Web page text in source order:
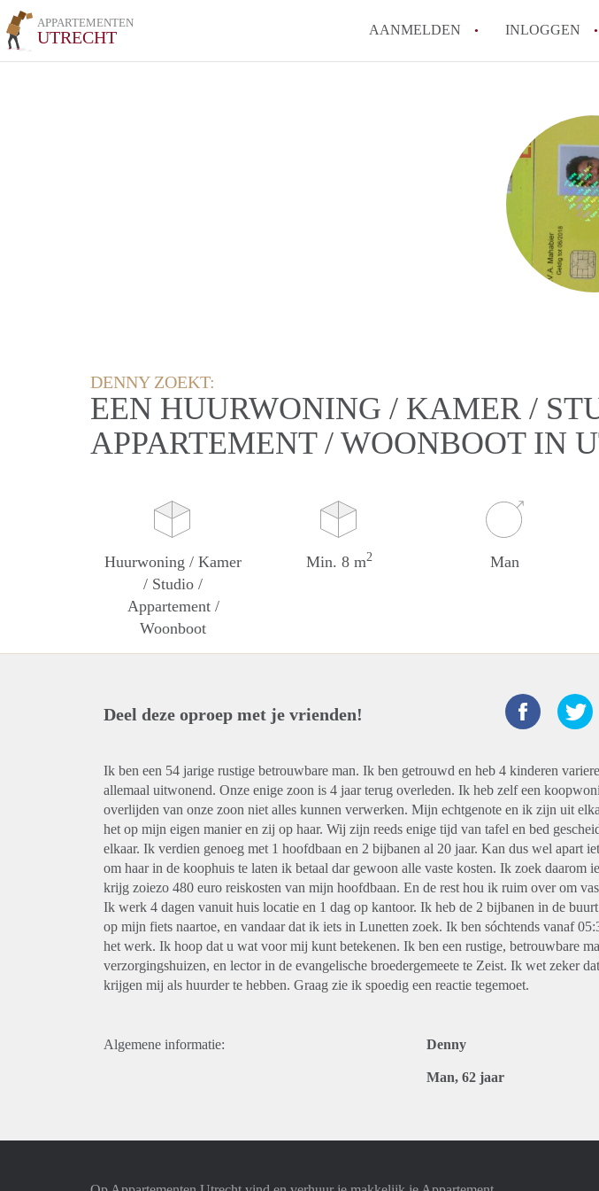
APPARTEMENTEN
UTRECHT AANMELDEN INLOGGEN
Is
DENNY ZOEKT:
EEN HUURWONING / KAMER /
APPARTEMENT / WOONBOOT IN
Huurwoning / Kamer
/ Studio /
Appartement /
Woonboot
Min. 8 m2 Man
Deel deze oproep met je vrienden!
Ik ben een 54 jarige rustige betrouwbare man. Ik ben getrouwd en heb 4 kinderen
allemaal uitwonend. Onze enige zoon is 4 jaar terug overleden. Ik heb zelf een
overlijden van onze zoon niet alles kunnen verwerken. Mijn echtgenote en ik zijn uit
het op mijn eigen manier en zij op haar. Wij zijn reeds enige tijd van tafel en bed
elkaar. Ik verdien genoeg met 1 hoofdbaan en 2 bijbanen al 20 jaar. Kan dus wel apart
om haar in de koophuis te laten ik betaal dar gewoon alle vaste kosten. Ik zoek daarom
krijg zoiezo 480 euro reiskosten van mijn hoofdbaan. En de rest hou ik ruim over om
Ik werk 4 dagen vanuit huis locatie en 1 dag op kantoor. Ik heb de 2 bijbanen in de
op mijn fiets naartoe, en vandaar dat ik iets in Lunetten zoek. Ik ben sóchtends vanaf
het werk. Ik hoop dat u wat voor mij kunt betekenen. Ik ben een rustige, betrouwbare
verzorgingshuizen, en lector in de evangelische broedergemeete te Zeist. Ik wet zeker
krijgen mij als huurder te hebben. Graag zie ik spoedig een reactie tegemoet.
Algemene informatie: Denny
Man, 62 jaar